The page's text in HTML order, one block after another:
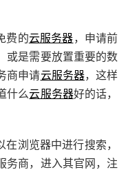
费的云服务器，申请前
或是需要放置重要的数
商申请云服务器，这样
什么云服务器好的话，
在浏览器中进行搜索，
务商，进入其官网，注